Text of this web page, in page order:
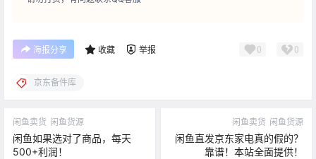
海报分享 收藏 举报 0 0
京东备件库
闲鱼卖货 闲鱼货源
闲鱼如果选对了商品，每天
500+利润！
闲鱼卖货 闲鱼货源
闲鱼直发京东家电真的假的？
靠谱！本站全面提供！